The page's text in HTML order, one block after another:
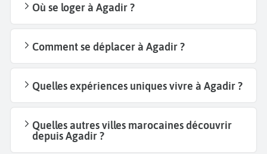
Où se loger à Agadir ?
Comment se déplacer à Agadir ?
Quelles expériences uniques vivre à Agadir ?
Quelles autres villes marocaines découvrir
depuis Agadir ?